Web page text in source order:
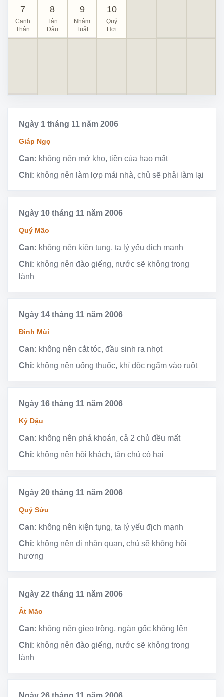
7
Canh
Thân
8
Tân
Dậu
9
Nhâm
Tuất
10
Quý
Hợi
Ngày 1 tháng 11 năm 2006
Giáp Ngọ
Can: không nên mở kho, tiền của hao mất
Chi: không nên làm lợp mái nhà, chủ sẽ phải làm lại
Ngày 10 tháng 11 năm 2006
Quý Mão
Can: không nên kiện tụng, ta lý yếu địch mạnh
Chi: không nên đào giếng, nước sẽ không trong
lành
Ngày 14 tháng 11 năm 2006
Đinh Mùi
Can: không nên cắt tóc, đầu sinh ra nhọt
Chi: không nên uống thuốc, khí độc ngấm vào ruột
Ngày 16 tháng 11 năm 2006
Kỷ Dậu
Can: không nên phá khoán, cả 2 chủ đều mất
Chi: không nên hội khách, tân chủ có hại
Ngày 20 tháng 11 năm 2006
Quý Sửu
Can: không nên kiện tụng, ta lý yếu địch mạnh
Chi: không nên đi nhận quan, chủ sẽ không hồi
hương
Ngày 22 tháng 11 năm 2006
Ất Mão
Can: không nên gieo trồng, ngàn gốc không lên
Chi: không nên đào giếng, nước sẽ không trong
lành